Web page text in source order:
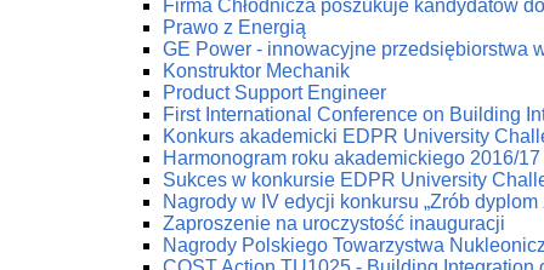
Firma Chłodnicza poszukuje kandydatów
Prawo z Energią
GE Power - innowacyjne przedsiębiorstwa
Konstruktor Mechanik
Product Support Engineer
First International Conference on Building
Konkurs akademicki EDPR University
Harmonogram roku akademickiego 2016/17
Sukces w konkursie EDPR University
Nagrody w IV edycji konkursu „Zrób dyplom
Zaproszenie na uroczystość inauguracji
Nagrody Polskiego Towarzystwa